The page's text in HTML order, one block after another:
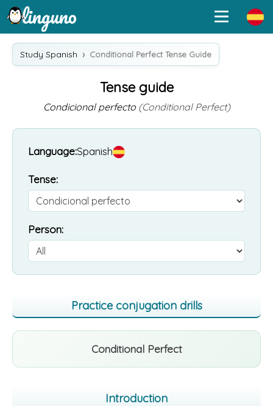
Study Spanish Conditional Perfect Tense Guide
Tense guide
Condicional perfecto (Conditional Perfect)
Language:Spanish
Tense:
Person:
Practice conjugation drills
Conditional Perfect
Introduction